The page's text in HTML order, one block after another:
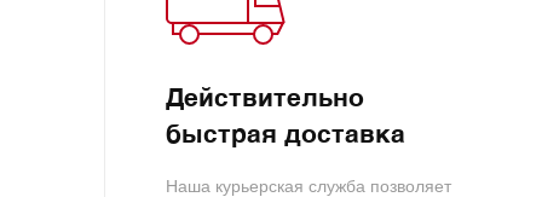
Действительно
быстрая доставка
Наша курьерская служба позволяет